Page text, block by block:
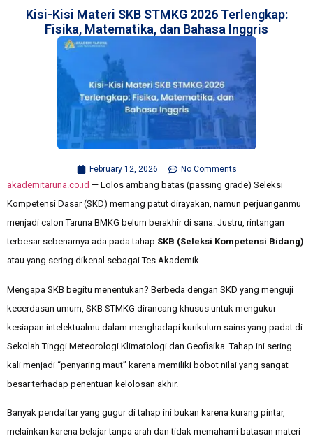
Kisi-Kisi Materi SKB STMKG 2026 Terlengkap:
Fisika, Matematika, dan Bahasa Inggris
February 12, 2026 No Comments
akademitaruna.co.id — Lolos ambang batas (passing grade) Seleksi
Kompetensi Dasar (SKD) memang patut dirayakan, namun perjuanganmu
menjadi calon Taruna BMKG belum berakhir di sana. Justru, rintangan
terbesar sebenarnya ada pada tahap SKB (Seleksi Kompetensi Bidang)
atau yang sering dikenal sebagai Tes Akademik.
Mengapa SKB begitu menentukan? Berbeda dengan SKD yang menguji
kecerdasan umum, SKB STMKG dirancang khusus untuk mengukur
kesiapan intelektualmu dalam menghadapi kurikulum sains yang padat di
Sekolah Tinggi Meteorologi Klimatologi dan Geofisika. Tahap ini sering
kali menjadi “penyaring maut” karena memiliki bobot nilai yang sangat
besar terhadap penentuan kelolosan akhir.
Banyak pendaftar yang gugur di tahap ini bukan karena kurang pintar,
melainkan karena belajar tanpa arah dan tidak memahami batasan materi